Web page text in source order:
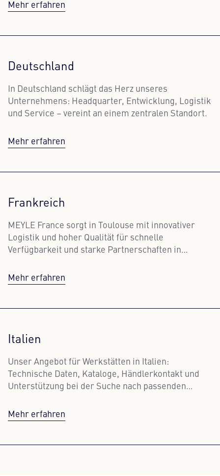
Mehr erfahren
Deutschland
In Deutschland schlägt das Herz unseres
Unternehmens: Headquarter, Entwicklung, Logistik
und Service – vereint an einem zentralen Standort.
Mehr erfahren
Frankreich
MEYLE France sorgt in Toulouse mit innovativer
Logistik und hoher Qualität für schnelle
Verfügbarkeit und starke Partnerschaften in
Mehr erfahren
Italien
Unser Angebot für Werkstätten in Italien:
Technische Daten, Kataloge, Händlerkontakt und
Unterstützung bei der Suche nach passenden
Mehr erfahren